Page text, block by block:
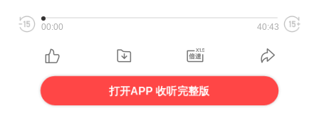
00:00 40:43
打开APP 收听完整版